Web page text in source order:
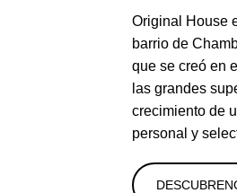
Original House
barrio de
que se creó en
las grandes
crecimiento de
personal y